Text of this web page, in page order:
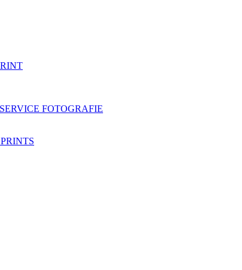
SERVICE FOTOGRAFIE